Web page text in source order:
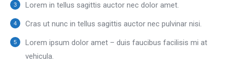
Lorem in tellus sagittis auctor nec dolor amet.
Cras ut nunc in tellus sagittis auctor nec pulvinar nisi.
Lorem ipsum dolor amet – duis faucibus facilisis mi at
vehicula.